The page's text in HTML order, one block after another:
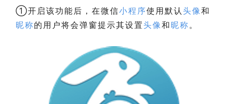
①开启该功能后，在微信小程序使用默认 头像和
昵称的用户将会弹窗提示其设置头像和昵称。